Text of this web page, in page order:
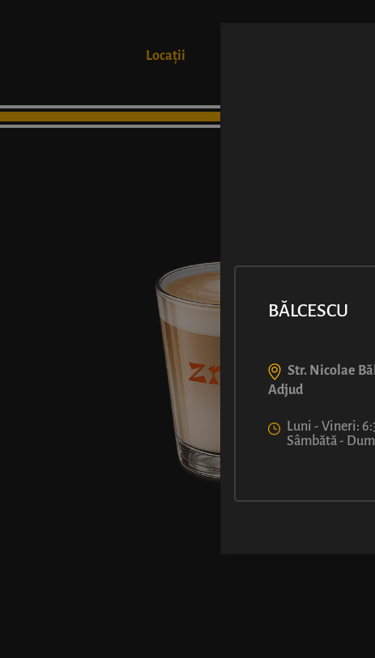
Locații
BĂLCESCU
Str. Nicolae
Adjud
Luni - Vineri:
Sâmbătă -